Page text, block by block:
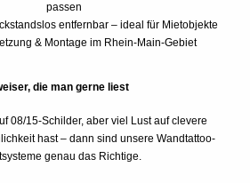
passen
entfernbar – ideal für Mietobjekte
& Montage im Rhein-Main-Gebiet
die man gerne liest
08/15-Schilder, aber viel Lust auf clevere
hast – dann sind unsere Wandtattoo-
genau das Richtige.